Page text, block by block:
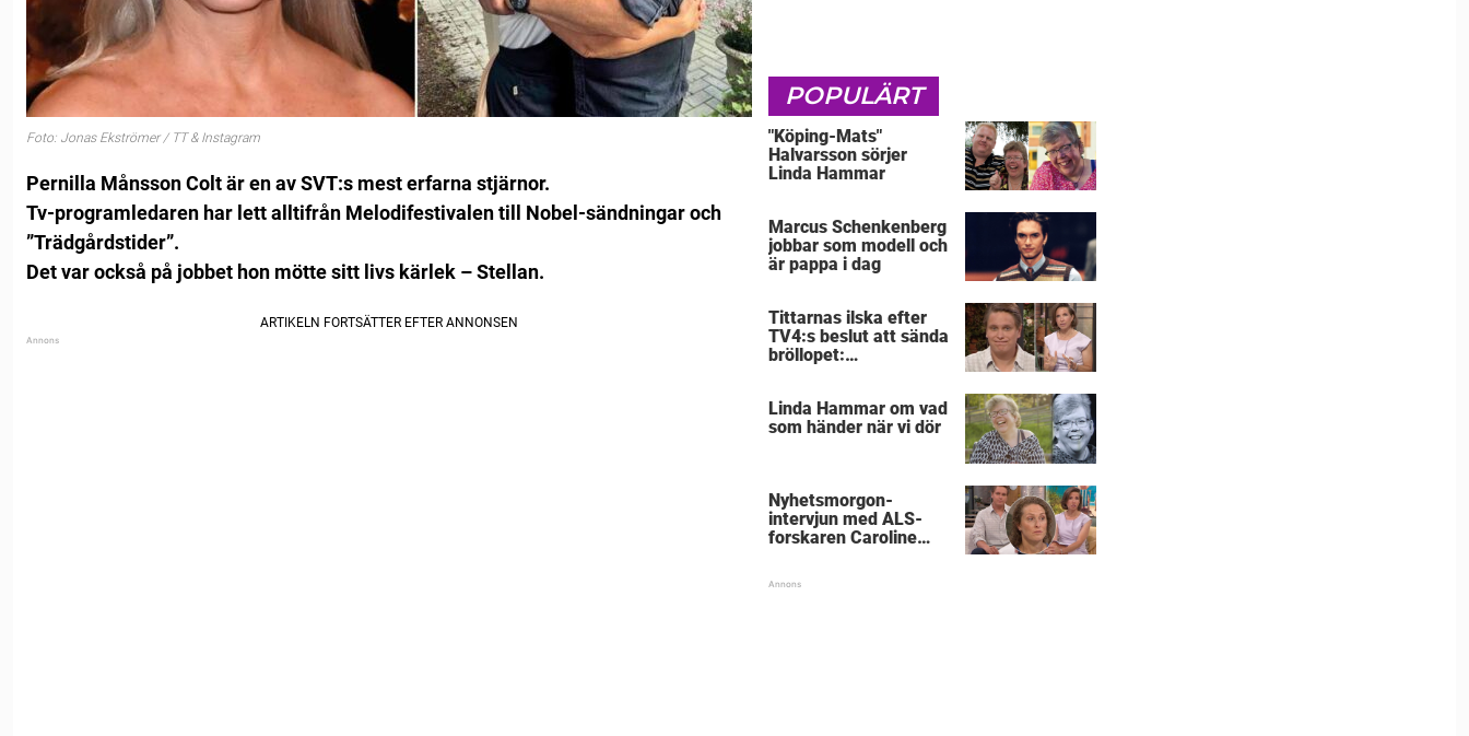
Foto: Jonas Ekströmer / TT & Instagram
Pernilla Månsson Colt är en av SVT:s mest erfarna stjärnor.
Tv-programledaren har lett alltifrån Melodifestivalen till Nobel-sändningar och
”Trädgårdstider”.
Det var också på jobbet hon mötte sitt livs kärlek – Stellan.
POPULÄRT
"Köping-Mats"
Halvarsson sörjer
Linda Hammar
Marcus Schenkenberg
jobbar som modell och
är pappa i dag
Tittarnas ilska efter
TV4:s beslut att sända
bröllopet:
Linda Hammar om vad
som händer när vi dör
Nyhetsmorgon-
intervjun med ALS-
forskaren Caroline